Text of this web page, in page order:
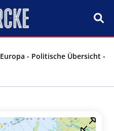
Europa - Politische Übersicht -